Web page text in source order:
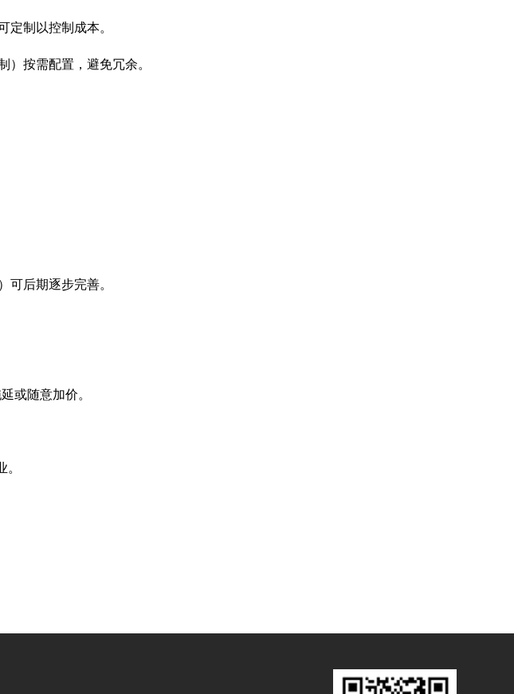
制以控制成本。
按需配置，避免冗余。
后期逐步完善。
或随意加价。